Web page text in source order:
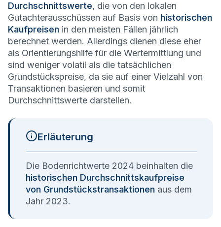
Durchschnittswerte, die von den lokalen
Gutachterausschüssen auf Basis von historischen
Kaufpreisen in den meisten Fällen jährlich
berechnet werden. Allerdings dienen diese eher
als Orientierungshilfe für die Wertermittlung und
sind weniger volatil als die tatsächlichen
Grundstückspreise, da sie auf einer Vielzahl von
Transaktionen basieren und somit
Durchschnittswerte darstellen.
Erläuterung
Die Bodenrichtwerte 2024 beinhalten die
historischen Durchschnittskaufpreise
von Grundstückstransaktionen aus dem
Jahr 2023.